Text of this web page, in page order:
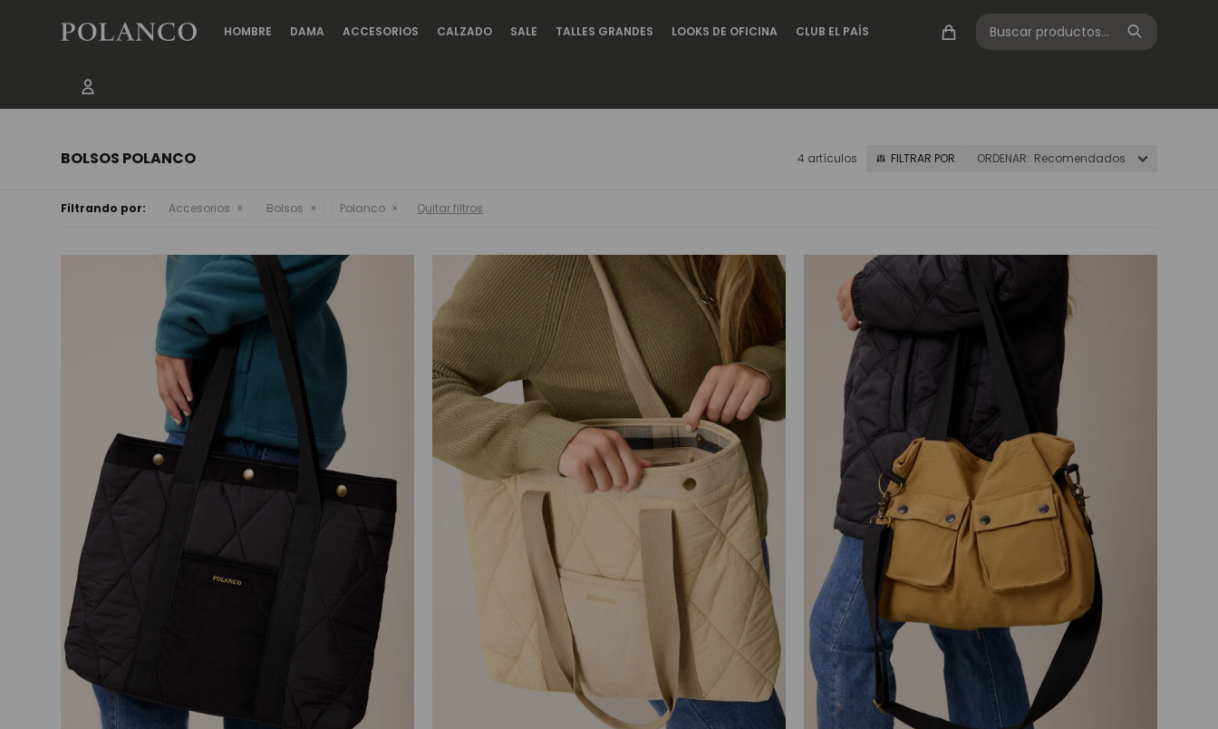
HOMBRE DAMA ACCESORIOS CALZADO SALE TALLES GRANDES LOOKS DE OFICINA CLUB EL PAÍS
BOLSOS POLANCO 4 artículos Recomendados
Filtrando por: Accesorios Bolsos Polanco Quitar filtros